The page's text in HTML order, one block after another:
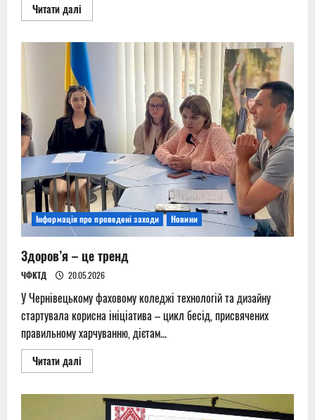
Читати далі
more
з
першоджерел
Інформація про проведені заходи Новини
Здоров’я – це тренд
ЧФКТД 20.05.2026
У Чернівецькому фаховому коледжі технологій та дизайну
стартувала корисна ініціатива – цикл бесід, присвячених
правильному харчуванню, дієтам...
Читати далі
more